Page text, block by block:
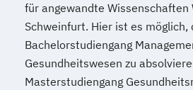
für angewandte Wissenschaften
Schweinfurt. Hier ist es möglich,
Bachelorstudiengang
Gesundheitswesen zu
Masterstudiengang